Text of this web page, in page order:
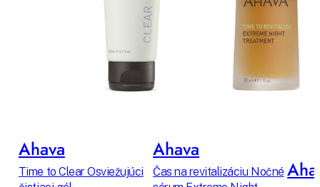
Ahava
Time to Clear Osviežujúci
Ahava
Čas na revitalizáciu Nočné